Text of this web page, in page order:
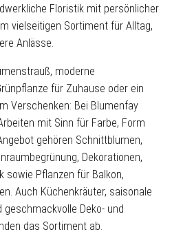
Floristik mit persönlicher
vielseitigen Sortiment für Alltag,
Anlässe.
moderne
für Zuhause oder ein
Verschenken: Bei Blumenfay
mit Sinn für Farbe, Form
gehören Schnittblumen,
Dekorationen,
sowie Pflanzen für Balkon,
Auch Küchenkräuter, saisonale
Deko- und
das Sortiment ab.